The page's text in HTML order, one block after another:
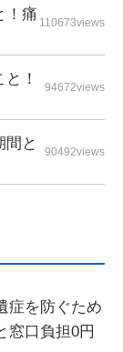
！痛 110673views
！
94672views
間と
90492views
症を防ぐため
窓口負担0円